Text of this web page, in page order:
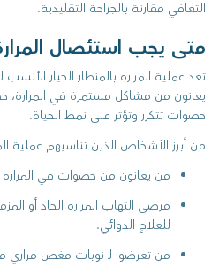
التعافي مقارنة بالجراحة التقليدية.
متى يجب استئصال
تعد عملية المرارة بالمنظار الخيار
يعانون من مشاكل مستمرة في المرارة،
حصوات تتكرر وتؤثر على نمط الحياة.
من أبرز الأشخاص الذين تناسبهم عملية
من يعانون من حصوات في
مرضى التهاب المرارة الحاد أو
للعلاج الدوائي.
من تعرضوا لـ نوبات مغص مراري